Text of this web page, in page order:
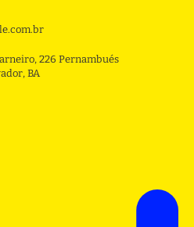
226 Pernambués
BA